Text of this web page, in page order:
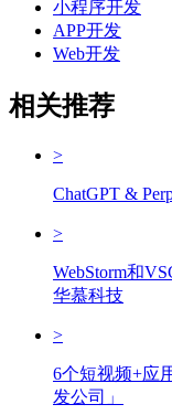
小程序开发
APP开发
Web开发
相关推荐
>
ChatGPT &
>
WebStorm和
华慕科技
>
6个短视频+应
发公司」